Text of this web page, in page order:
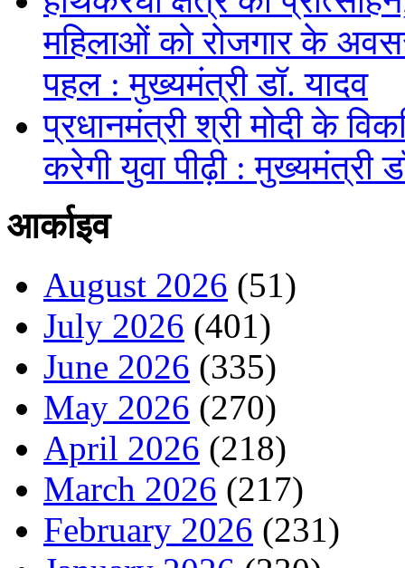
महिलाओं को रोजगार के
पहल : मुख्यमंत्री डॉ. यादव
प्रधानमंत्री श्री मोदी के
करेगी युवा पीढ़ी : मुख्यमंत्री
आर्काइव
August 2026 (51)
July 2026 (401)
June 2026 (335)
May 2026 (270)
April 2026 (218)
March 2026 (217)
February 2026 (231)